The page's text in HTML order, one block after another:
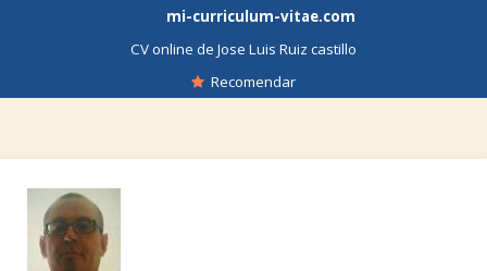
mi-curriculum-vitae.com
CV online de Jose Luis Ruiz castillo
Recomendar